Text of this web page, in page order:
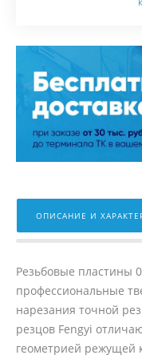
ОПИСАНИЕ И
Резьбовые пластины
профессиональные
нарезания точной
резцов Fengyi
геометрией режущей